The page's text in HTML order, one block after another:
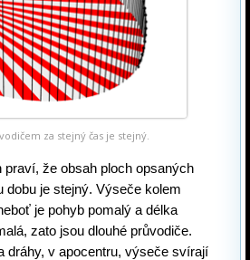
za stejný čas je stejný.
praví, že obsah ploch opsaných
dobu je stejný. Výseče kolem
je pohyb pomalý a délka
zato jsou dlouhé průvodiče.
dráhy, v apocentru, výseče svírají